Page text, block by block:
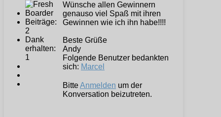
Beiträge:
2
Dank
erhalten:
1
Wünsche allen Gewinnern
genauso viel Spaß mit ihren
Gewinnen wie ich ihn habe!!!!
Beste Grüße
Andy
Folgende Benutzer bedankten
sich: Marcel
BitteAnmelden um der
Konversation beizutreten.